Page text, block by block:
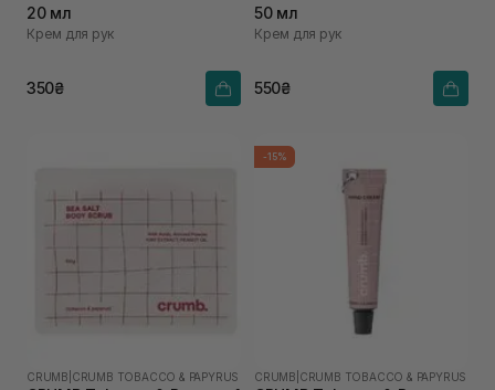
20 мл
Крем для рук
350₴
50 мл
Крем для рук
550₴
CRUMB CRUMB TOBACCO & PAPYRUS
-15%
CRUMB CRUMB TOBACCO & PAPYRUS